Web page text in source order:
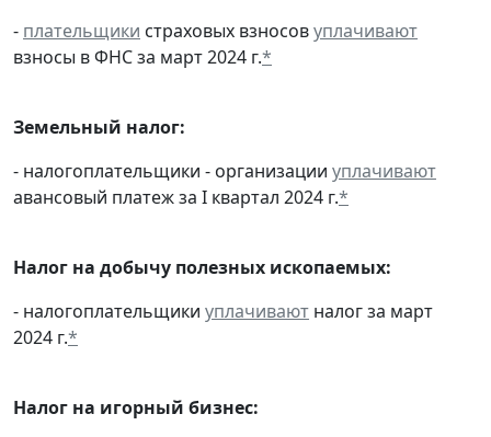
- плательщики страховых взносовуплачивают
взносы в ФНС за март 2024 г.*
Земельный налог:
- налогоплательщики - организации уплачивают
авансовый платеж за I квартал 2024 г.*
Налог на добычу полезных ископаемых:
- налогоплательщики уплачивают налог за март
2024 г.*
Налог на игорный бизнес: